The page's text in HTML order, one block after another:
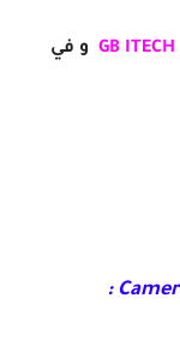
GB ITECH و في